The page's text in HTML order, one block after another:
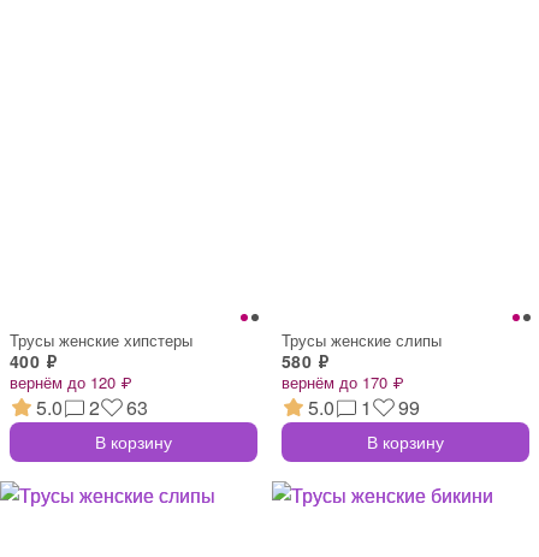
Трусы женские хипстеры
400 ₽
вернём до 120 ₽
5.0 2 63
В корзину
Трусы женские слипы
580 ₽
вернём до 170 ₽
5.0 1 99
В корзину